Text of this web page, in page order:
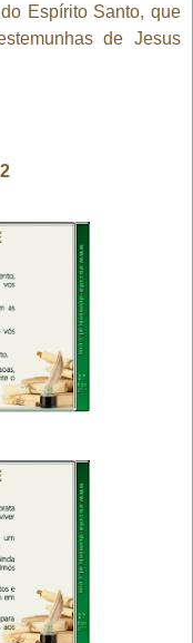
Espírito Santo, que
de Jesus